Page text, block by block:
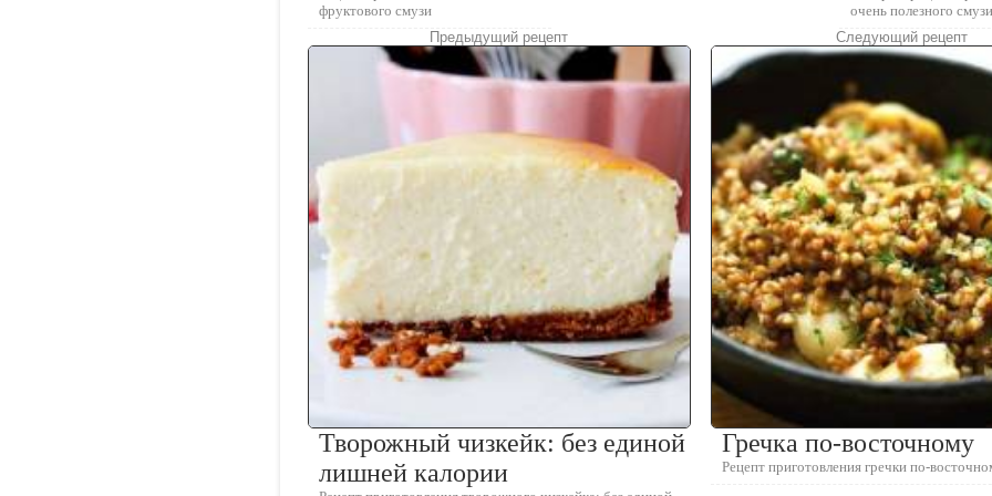
фруктового смузи
очень полезного
Предыдущий рецепт
Творожный чизкейк: без единой
лишней калории
Следующий рецепт
Гречка по-восточному
Рецепт приготовления гречки по-